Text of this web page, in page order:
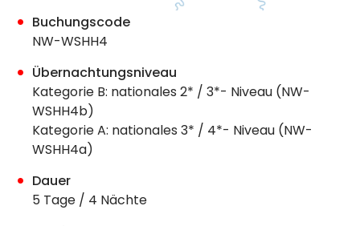
Buchungscode
NW-WSHH4
Übernachtungsniveau
Kategorie B: nationales 2* / 3*- Niveau (NW-
WSHH4b)
Kategorie A: nationales 3* / 4*- Niveau (NW-
WSHH4a)
Dauer
5 Tage / 4 Nächte